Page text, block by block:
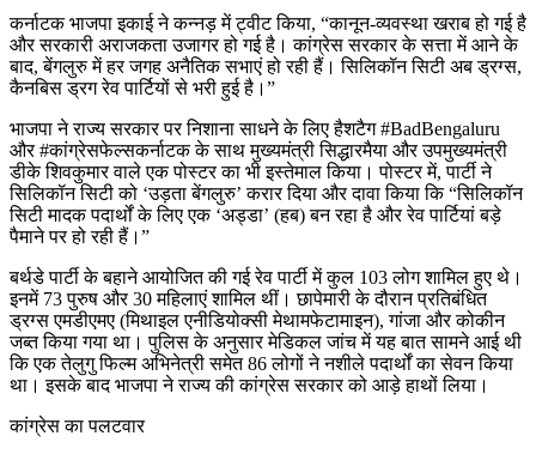
कर्नाटक भाजपा इकाई ने कन्नड़ में ट्वीट किया, “कानून-व्यवस्था खराब हो गई है
और सरकारी अराजकता उजागर हो गई है। कांग्रेस सरकार के सत्ता में आने के
बाद, बेंगलुरु में हर जगह अनैतिक सभाएं हो रही हैं। सिलिकॉन सिटी अब ड्रग्स,
कैनबिस ड्रग रेव पार्टियों से भरी हुई है।”
भाजपा ने राज्य सरकार पर निशाना साधने के लिए हैशटैग #BadBengaluru
और #कांग्रेसफेल्सकर्नाटक के साथ मुख्यमंत्री सिद्धारमैया और उपमुख्यमंत्री
डीके शिवकुमार वाले एक पोस्टर का भी इस्तेमाल किया। पोस्टर में, पार्टी ने
सिलिकॉन सिटी को ‘उड़ता बेंगलुरु’ करार दिया और दावा किया कि “सिलिकॉन
सिटी मादक पदार्थों के लिए एक ‘अड्डा’ (हब) बन रहा है और रेव पार्टियां बड़े
पैमाने पर हो रही हैं।”
बर्थडे पार्टी के बहाने आयोजित की गई रेव पार्टी में कुल 103 लोग शामिल हुए थे।
इनमें 73 पुरुष और 30 महिलाएं शामिल थीं। छापेमारी के दौरान प्रतिबंधित
ड्रग्स एमडीएमए (मिथाइल एनीडियोक्सी मेथामफेटामाइन), गांजा और कोकीन
जब्त किया गया था। पुलिस के अनुसार मेडिकल जांच में यह बात सामने आई थी
कि एक तेलुगु फिल्म अभिनेत्री समेत 86 लोगों ने नशीले पदार्थों का सेवन किया
था। इसके बाद भाजपा ने राज्य की कांग्रेस सरकार को आड़े हाथों लिया।
कांग्रेस का पलटवार